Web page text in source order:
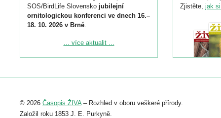
SOS/BirdLife Slovensko jubilejní
ornitologickou konferenci ve dnech 16.–
18. 10. 2026 v Brně.
Podrobnější informace ke konferenci
Registrovat se můžete do 6. září.
abstraktu přihlášené přednášky nebo
posteru je už 30. června.
... více aktualit ...
Zjistěte, jak
© 2026 Časopis ŽIVA– Rozhled v oboru veškeré přírody.
Založil roku 1853 J. E. Purkyně.